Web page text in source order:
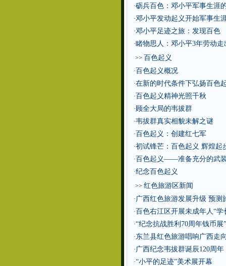
·砺兵百色：邓小平军事生涯
·邓小平发动起义开始军事生
·邓小平足迹之旅：发现百色
·睹物思人：邓小平3年劳动走
>> 百色起义
·百色起义概况
·在新的时代条件下弘扬百色
·百色起义精神光照千秋
· 顾全大局的韦拔群
·韦拔群真实相貌未解之谜
·百色起义：创建红七军
·初试锋芒：百色起义 辉煌起
·百色起义——准备充分的武
·纪念百色起义
>> 红色旅游区新闻
·广西红色旅游发展升级 预测
·百色右江区开展未成年人“
·“纪念抗战胜利70周年钱币展
·东兰县红色旅游唱响广西走
·广西纪念韦拔群诞辰120周年
·“小平的足迹”美术展开幕